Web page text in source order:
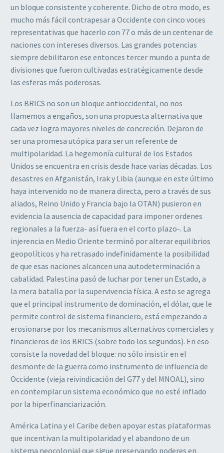
un bloque consistente y coherente. Dicho de otro modo, es
mucho más fácil contrapesar a Occidente con cinco voces
representativas que hacerlo con 77 o más de un centenar de
naciones con intereses diversos. Las grandes potencias
siempre debilitaron ese entonces tercer mundo a punta de
divisiones que fueron cultivadas estratégicamente desde
las esferas más poderosas.
Los BRICS no son un bloque antioccidental, no nos
llamemos a engaños, son una propuesta alternativa que
cada vez logra mayores niveles de concreción. Dejaron de
ser una promesa utópica para ser un referente de
multipolaridad. La hegemonía cultural de los Estados
Unidos se encuentra en crisis desde hace varias décadas. Los
desastres en Afganistán, Irak y Libia (aunque en este último
haya intervenido no de manera directa, pero a través de sus
aliados, Reino Unido y Francia bajo la OTAN) pusieron en
evidencia la ausencia de capacidad para imponer ordenes
regionales a la fuerza- así fuera en el corto plazo-. La
injerencia en Medio Oriente terminó por alterar equilibrios
geopolíticos y ha retrasado indefinidamente la posibilidad
de que esas naciones alcancen una autodeterminación a
cabalidad. Palestina pasó de luchar por tener un Estado, a
la mera batalla por la supervivencia física. A esto se agrega
que el principal instrumento de dominación, el dólar, que le
permite control de sistema financiero, está empezando a
erosionarse por los mecanismos alternativos comerciales y
financieros de los BRICS (sobre todo los segundos). En eso
consiste la novedad del bloque: no sólo insistir en el
desmonte de la guerra como instrumento de influencia de
Occidente (vieja reivindicación del G77 y del MNOAL), sino
en contemplar un sistema económico que no esté inflado
por la hiperfinanciarización.
América Latina y el Caribe deben apoyar estas plataformas
que incentivan la multipolaridad y el abandono de un
sistema neocolonial que sigue preservando poderes en